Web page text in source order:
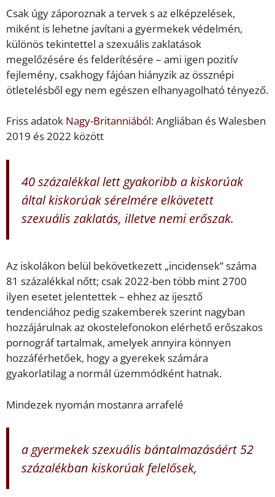
Csak úgy záporoznak a tervek s az elképzelések,
miként is lehetne javítani a gyermekek védelmén,
különös tekintettel a szexuális zaklatások
megelőzésére és felderítésére – ami igen pozitív
fejlemény, csakhogy fájóan hiányzik az össznépi
ötletelésből egy nem egészen elhanyagolható tényező.
Friss adatok Nagy-Britanniából: Angliában és Walesben
2019 és 2022 között
40 százalékkal lett gyakoribb a kiskorúak
által kiskorúak sérelmére elkövetett
szexuális zaklatás, illetve nemi erőszak.
Az iskolákon belül bekövetkezett „incidensek” száma
81 százalékkal nőtt; csak 2022-ben több mint 2700
ilyen esetet jelentettek – ehhez az ijesztő
tendenciához pedig szakemberek szerint nagyban
hozzájárulnak az okostelefonokon elérhető erőszakos
pornográf tartalmak, amelyek annyira könnyen
hozzáférhetőek, hogy a gyerekek számára
gyakorlatilag a normál üzemmódként hatnak.
Mindezek nyomán mostanra arrafelé
a gyermekek szexuális bántalmazásáért 52
százalékban kiskorúak felelősek,